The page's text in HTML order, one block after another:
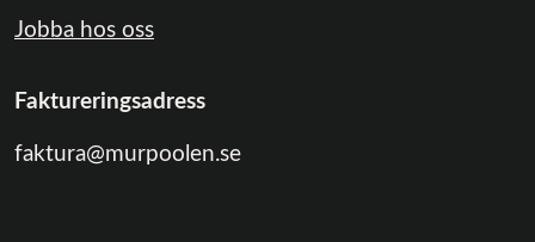
Jobba hos oss
Faktureringsadress
faktura@murpoolen.se